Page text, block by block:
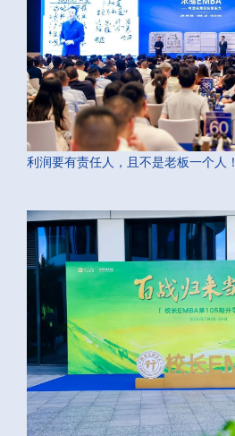
利润要有责任人，且不是老板一个人！